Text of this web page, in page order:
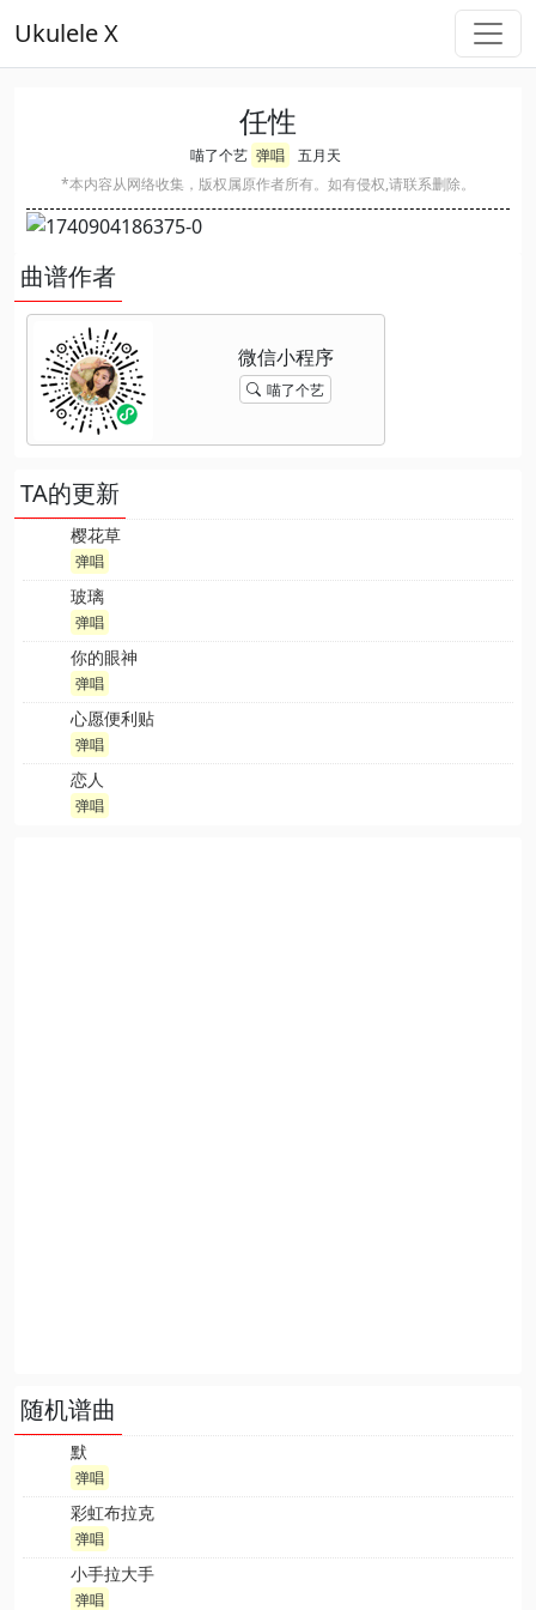
Ukulele X
任性
喵了个艺 弹唱
五月天
*本内容从网络收集，版权属原作者所有。如有侵权,请联系删除。
曲谱作者
喵了个艺
TA的更新
樱花草
弹唱
玻璃
弹唱
你的眼神
弹唱
心愿便利贴
弹唱
恋人
弹唱
随机谱曲
默
弹唱
彩虹布拉克
弹唱
小手拉大手
弹唱